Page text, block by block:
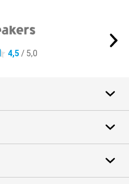
4,5 / 5,0